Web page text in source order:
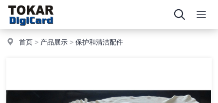
首页 > 产品展示 >保护和清洁配件